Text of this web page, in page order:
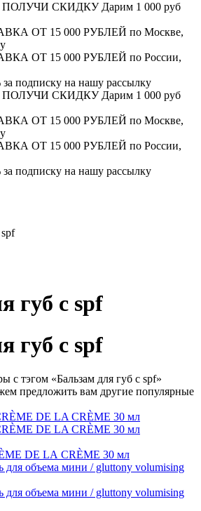
ПОЛУЧИ СКИДКУ Дарим 1 000 руб
ОТ 15 000 РУБЛЕЙ по Москве,
ОТ 15 000 РУБЛЕЙ по России,
за подписку на нашу рассылку
ПОЛУЧИ СКИДКУ Дарим 1 000 руб
ОТ 15 000 РУБЛЕЙ по Москве,
ОТ 15 000 РУБЛЕЙ по России,
за подписку на нашу рассылку
губ с spf
губ с spf
с тэгом «Бальзам для губ с spf»
предложить вам другие популярные
DE LA CRÈME 30 мл